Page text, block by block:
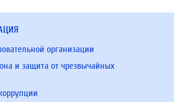
организации
и защита от чрезвычайных